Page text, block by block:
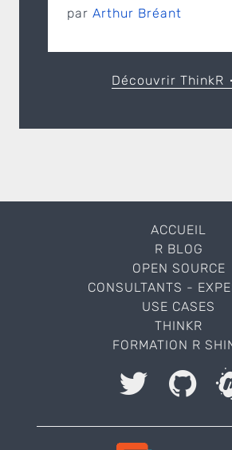
par Arthur Bréant
Découvrir ThinkR
ACCUEIL
R BLOG
OPEN SOURCE
CONSULTANTS -
USE CASES
THINKR
FORMATION R
J'accepte le stockage et le